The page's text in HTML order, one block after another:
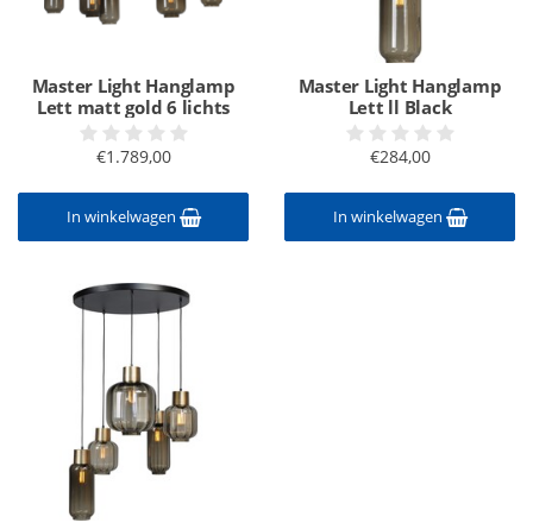
Master Light Hanglamp
Lett matt gold 6 lichts
€1.789,00
In winkelwagen
Master Light Hanglamp
Lett ll Black
€284,00
In winkelwagen